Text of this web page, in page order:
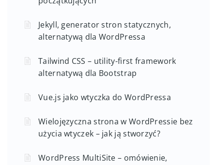
Jekyll, generator stron statycznych,
alternatywą dla WordPressa
Tailwind CSS – utility-first framework
alternatywą dla Bootstrap
Vue.js jako wtyczka do WordPressa
Wielojęzyczna strona w WordPressie bez
użycia wtyczek – jak ją stworzyć?
WordPress MultiSite – omówienie,